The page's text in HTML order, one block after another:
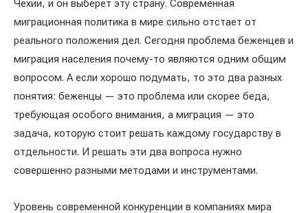
Чехии, и он выберет эту страну. Современная
миграционная политика в мире сильно отстает от
реального положения дел. Сегодня проблема беженцев и
миграция населения почему-то являются одним общим
вопросом. А если хорошо подумать, то это два разных
понятия: беженцы — это проблема или скорее беда,
требующая особого внимания, а миграция — это
задача, которую стоит решать каждому государству в
отдельности. И решать эти два вопроса нужно
совершенно разными методами и инструментами.
Уровень современной конкуренции в компаниях мира